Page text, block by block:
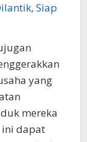
Siap
yang
mereka
ini dapat